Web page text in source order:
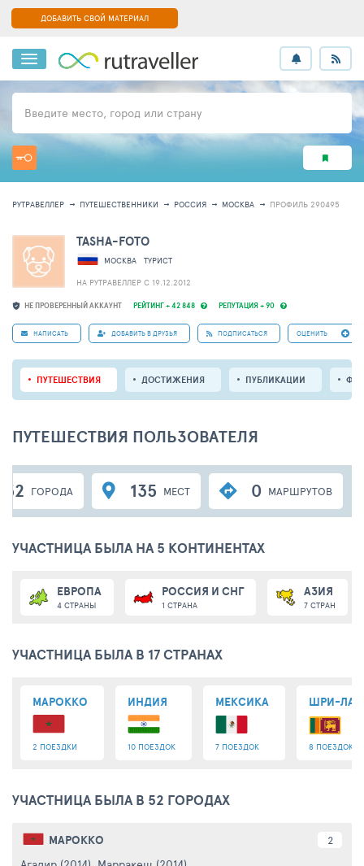
ДОБАВИТЬ СВОЙ МАТЕРИАЛ
Введите место, город или страну
РУТРАВЕЛЛЕР ПУТЕШЕСТВЕННИКИ РОССИЯ МОСКВА ПРОФИЛЬ 290495
НЕ ПРОВЕРЕННЫЙ АККАУНТ РЕЙТИНГ + 42 848 РЕПУТАЦИЯ + 90
TASHA-FOTO
МОСКВА
ТУРИСТ
НА РУТРАВЕЛЛЕР C 19.12.2012
НАПИСАТЬ ДОБАВИТЬ В ДРУЗЬЯ ПОДПИСАТЬСЯ ОЦЕНИТЬ
ПУТЕШЕСТВИЯ ДОСТИЖЕНИЯ ПУБЛИКАЦИИ
ПУТЕШЕСТВИЯ ПОЛЬЗОВАТЕЛЯ
52 ГОРОДА 135 МЕСТ 0 МАРШРУТОВ
УЧАСТНИЦА БЫЛА НА 5 КОНТИНЕНТАХ
ЕВРОПА
4 СТРАНЫ
РОССИЯ И СНГ
1 СТРАНА
АЗИЯ
7 СТРАН
УЧАСТНИЦА БЫЛА В 17 СТРАНАХ
МАРОККО
2 ПОЕЗДКИ
ИНДИЯ
10 ПОЕЗДОК
МЕКСИКА
7 ПОЕЗДОК
ШРИ-
8 ПОЕЗДОК
УЧАСТНИЦА БЫЛА В 52 ГОРОДАХ
МАРОККО 2